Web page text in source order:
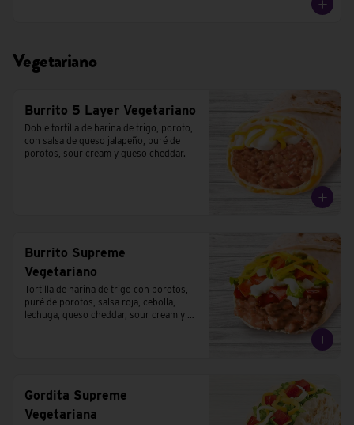
Vegetariano
Burrito 5 Layer Vegetariano
Doble tortilla de harina de trigo, poroto,
con salsa de queso jalapeño, puré de
porotos, sour cream y queso cheddar.
Burrito Supreme
Vegetariano
Tortilla de harina de trigo con porotos,
puré de porotos, salsa roja, cebolla,
lechuga, queso cheddar, sour cream y
Gordita Supreme
Vegetariana